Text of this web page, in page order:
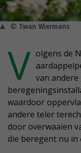
© Twan Wiermans
V olgens de
van andere
waardoor
andere teler
door overwaaien
die beregent nu in